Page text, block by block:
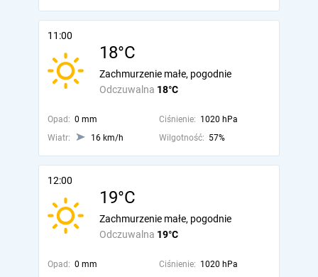
11:00
18°C
Odczuwalna 18°C
Zachmurzenie małe, pogodnie
Opad: 0 mm Ciśnienie: 1020 hPa
Wiatr:
16 km/h Wilgotność: 57%
12:00
19°C
Odczuwalna 19°C
Zachmurzenie małe, pogodnie
Opad: 0 mm Ciśnienie: 1020 hPa